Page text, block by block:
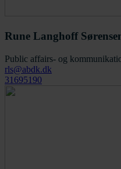
Rune Langhoff
Public affairs- og
rls@abdk.dk
31695190